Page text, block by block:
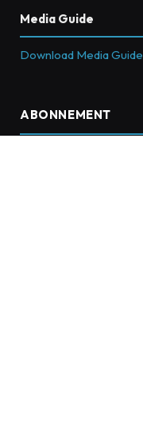
Media Guide
Download Media Guide
ABONNEMENT